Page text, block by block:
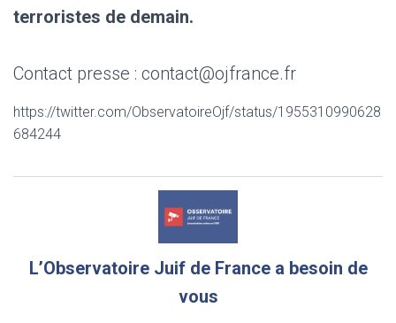
terroristes de demain.
Contact presse : contact@ojfrance.fr
https://twitter.com/ObservatoireOjf/status/1955310990628
684244
L’Observatoire Juif de France a besoin de
vous